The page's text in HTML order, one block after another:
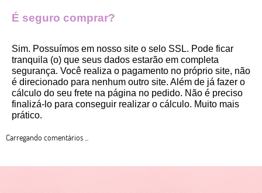
É seguro comprar?
Sim. Possuímos em nosso site o selo SSL. Pode ficar
tranquila (o) que seus dados estarão em completa
segurança. Você realiza o pagamento no próprio site, não
é direcionado para nenhum outro site. Além de já fazer o
cálculo do seu frete na página no pedido. Não é preciso
finalizá-lo para conseguir realizar o cálculo. Muito mais
prático.
Carregando comentários ...